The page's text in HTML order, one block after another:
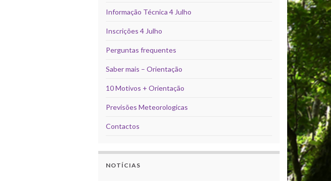
Informação Técnica 4 Julho
Inscrições 4 Julho
Perguntas frequentes
Saber mais – Orientação
10 Motivos + Orientação
Previsões Meteorologicas
Contactos
NOTÍCIAS